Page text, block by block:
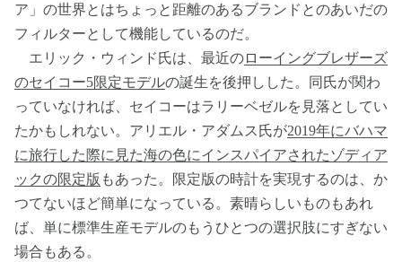
ア」の世界とはちょっと距離のあるブランドとのあいだの
フィルターとして機能しているのだ。
エリック・ウィンド氏は、最近のローイングブレザーズ
のセイコー5限定モデルの誕生を後押しした。同氏が関わ
っていなければ、セイコーはラリーベゼルを見落としてい
たかもしれない。アリエル・アダムス氏が2019年にバハマ
に旅行した際に見た海の色にインスパイアされたゾディア
ックの限定版 もあった。限定版の時計を実現するのは、か
つてないほど簡単になっている。素晴らしいものもあれ
ば、単に標準生産モデルのもうひとつの選択肢にすぎない
場合もある。